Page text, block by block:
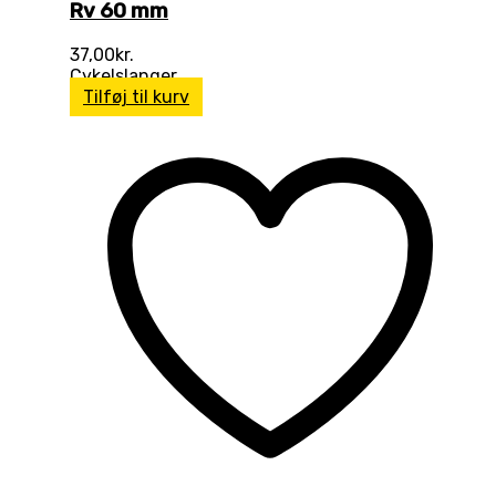
Rv 60 mm
37,00kr.
Cykelslanger
Tilføj til kurv